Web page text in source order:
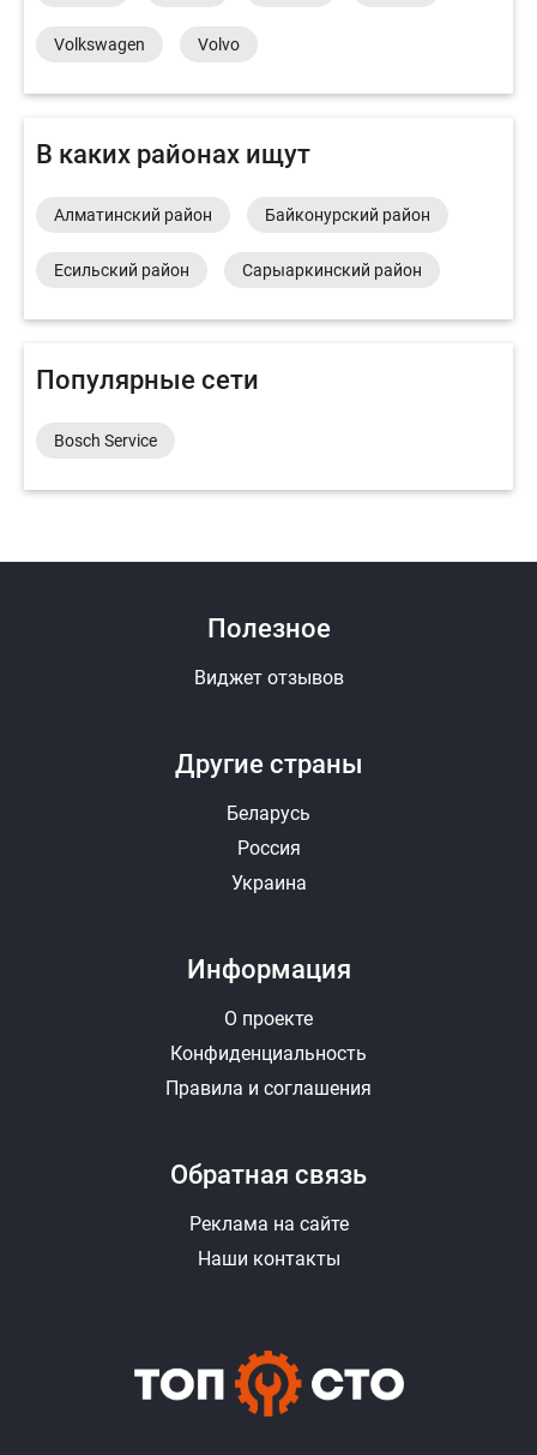
Volkswagen Volvo
В каких районах ищут
Алматинский район Байконурский район
Есильский район Сарыаркинский район
Популярные сети
Bosch Service
Другие страны
Беларусь
Россия
Украина
Полезное
Виджет отзывов
Информация
О проекте
Конфиденциальность
Правила и соглашения
Обратная связь
Реклама на сайте
Наши контакты